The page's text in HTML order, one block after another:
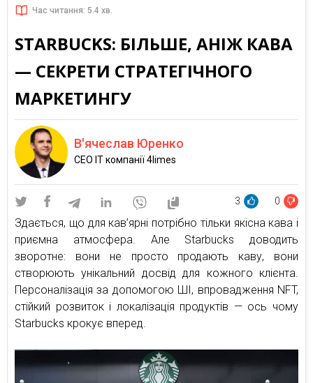
Час читання: 5.4 хв.
STARBUCKS: БІЛЬШЕ, АНІЖ КАВА
— СЕКРЕТИ СТРАТЕГІЧНОГО
МАРКЕТИНГУ
В'ячеслав Юренко
CEO IT компанії 4limes
3 0
Здається, що для кав’ярні потрібно тільки якісна кава і
приємна атмосфера. Але Starbucks доводить
зворотне: вони не просто продають каву, вони
створюють унікальний досвід для кожного клієнта.
Персоналізація за допомогою ШІ, впровадження NFT,
стійкий розвиток і локалізація продуктів — ось чому
Starbucks крокує вперед.